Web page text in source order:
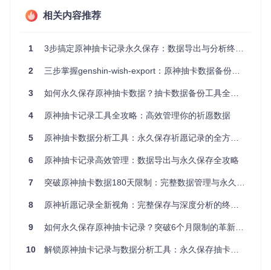
查。
原神抽卡记录导出工具主界面展示，包含角色活动祈愿、常驻
祈愿和新手祈愿三大池的统计数据与饼图分析
访问项目仓库获取最新版本压
将压缩包解压到任意文件夹
文件
启动原神游戏并登录账号
游戏主界面正常加载
相关内容推荐
1 3步搞定原神抽卡记录永久保存：数据导出与分析终极指南
2 三步掌握genshin-wish-export：原神抽卡数据备份工具全攻略
3 如何永久保存原神抽卡数据？抽卡数据备份工具全攻略
4 原神抽卡记录工具全攻略：高效管理你的祈愿数据
5 原神抽卡数据分析工具：永久保存祈愿记录的全方位解决方案
6 原神抽卡记录高效管理：数据导出与永久保存全攻略
7 突破原神抽卡数据180天限制：完整数据管理与永久保存指南
8 原神祈愿记录全新视角：完整保存与深度分析的终极方案
9 如何永久保存原神抽卡记录？突破6个月限制的革新性解决方案
10 解锁原神抽卡记录与数据分析工具：永久保存抽卡历史，精准计算保底概率